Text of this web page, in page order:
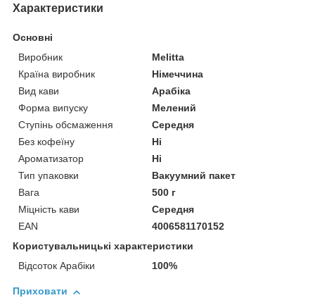
Характеристики
Основні
Виробник
Melitta
Країна виробник
Німеччина
Вид кави
Арабіка
Форма випуску
Мелений
Ступінь обсмаження
Середня
Без кофеїну
Ні
Ароматизатор
Ні
Тип упаковки
Вакуумний пакет
Вага
500 г
Міцність кави
Середня
EAN
4006581170152
Користувальницькі характеристики
Відсоток Арабіки
100%
Приховати